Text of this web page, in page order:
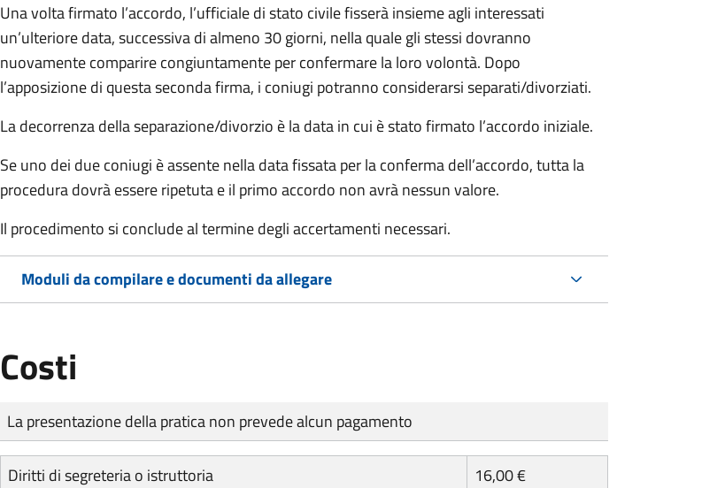
Una volta firmato l’accordo, l’ufficiale di stato civile fisserà insieme agli interessati
un’ulteriore data, successiva di almeno 30 giorni, nella quale gli stessi dovranno
nuovamente comparire congiuntamente per confermare la loro volontà. Dopo
l’apposizione di questa seconda firma, i coniugi potranno considerarsi separati/divorziati.
La decorrenza della separazione/divorzio è la data in cui è stato firmato l’accordo iniziale.
Se uno dei due coniugi è assente nella data fissata per la conferma dell’accordo, tutta la
procedura dovrà essere ripetuta e il primo accordo non avrà nessun valore.
Il procedimento si conclude al termine degli accertamenti necessari.
Moduli da compilare e documenti da allegare
Costi
Tipo di pagamento
Importo
La presentazione della pratica non prevede alcun pagamento
Diritti di segreteria o istruttoria 16,00 €